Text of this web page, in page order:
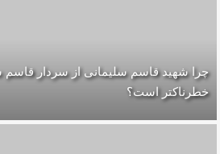
چرا شهید قاسم سلیمانی از سردار
خطرناکتر است؟